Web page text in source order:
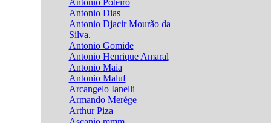
Antônio Poteiro
Antonio Dias
Antonio Djacir Mourão da
Silva.
Antonio Gomide
Antonio Henrique Amaral
Antonio Maia
Antonio Maluf
Arcangelo Ianelli
Armando Merége
Arthur Piza